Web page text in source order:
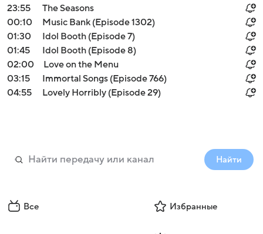
23:55
The Seasons
00:10
Music Bank (Episode 1302)
01:30
Idol Booth (Episode 7)
01:45
Idol Booth (Episode 8)
02:00
Love on the Menu
03:15
Immortal Songs (Episode 766)
04:55
Lovely Horribly (Episode 29)
Найти
Все Избранные